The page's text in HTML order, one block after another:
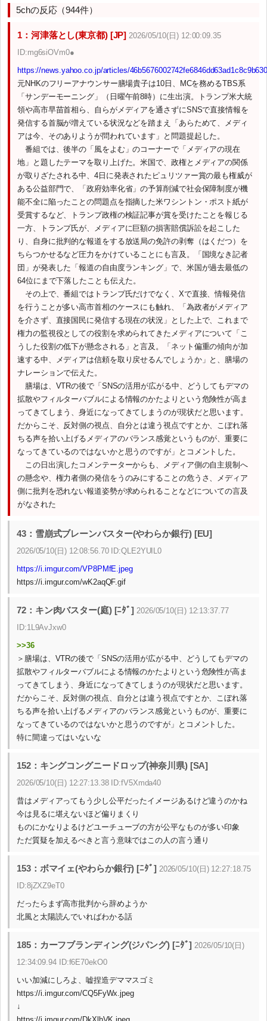
5chの反応（944件）
1：河津落とし(東京都) [JP] 2026/05/10(日) 12:00:09.35
ID:mg6siOVm0●
https://news.yahoo.co.jp/articles/
元NHKのフリーアナウンサー膳場貴子は10日、MCを務めるTBS系
「サンデーモーニング」（日曜午前8時）に生出演。トランプ米大統
領や高市早苗首相ら、自らがメディアを通さずにSNSで直接情報を
発信する首脳が増えている状況などを踏まえ「あらためて、メディ
アは今、そのありようが問われています」と問題提起した。
番組では、後半の「風をよむ」のコーナーで「メディアの現在
地」と題したテーマを取り上げた。米国で、政権とメディアの関係
が取りざたされる中、4日に発表されたピュリツァー賞の最も権威が
ある公益部門で、「政府効率化省」の予算削減で社会保障制度が機
能不全に陥ったことの問題点を指摘した米ワシントン・ポスト紙が
受賞するなど、トランプ政権の検証記事が賞を受けたことを報じる
一方、トランプ氏が、メディアに巨額の損害賠償訴訟を起こした
り、自身に批判的な報道をする放送局の免許の剥奪（はくだつ）を
ちらつかせるなど圧力をかけていることにも言及。「国境なき記者
団」が発表した「報道の自由度ランキング」で、米国が過去最低の
64位にまで下落したことも伝えた。
その上で、番組ではトランプ氏だけでなく、Xで直接、情報発信
を行うことが多い高市首相のケースにも触れ、「為政者がメディア
を介さず、直接国民に発信する現在の状況」とした上で、これまで
権力の監視役としての役割を求められてきたメディアについて「こ
うした役割の低下が懸念される」と言及。「ネット偏重の傾向が加
速する中、メディアは信頼を取り戻せるんでしょうか」と、膳場の
ナレーションで伝えた。
膳場は、VTRの後で「SNSの活用が広がる中、どうしてもデマの
拡散やフィルターバブルによる情報のかたよりという危険性が高ま
ってきてしまう、身近になってきてしまうのが現状だと思います。
だからこそ、反対側の視点、自分とは違う視点ですとか、こぼれ落
ちる声を拾い上げるメディアのバランス感覚というものが、重要に
なってきているのではないかと思うのですが」とコメントした。
この日出演したコメンテーターからも、メディア側の自主規制へ
の懸念や、権力者側の発信をうのみにすることの危うさ、メディア
側に批判を恐れない報道姿勢が求められることなどについての言及
がなされた
43：雪崩式ブレーンバスター(やわらか銀行) [EU]
2026/05/10(日) 12:08:56.70 ID:QLE2YUIL0
https://i.imgur.com/VP8PMfE.jpeg
https://i.imgur.com/wK2aqQF.gif
72：キン肉バスター(庭) [ﾆﾀﾞ] 2026/05/10(日) 12:13:37.77
ID:1L9AvJxw0
>>36
＞膳場は、VTRの後で「SNSの活用が広がる中、どうしてもデマの
拡散やフィルターバブルによる情報のかたよりという危険性が高ま
ってきてしまう、身近になってきてしまうのが現状だと思います。
だからこそ、反対側の視点、自分とは違う視点ですとか、こぼれ落
ちる声を拾い上げるメディアのバランス感覚というものが、重要に
なってきているのではないかと思うのですが」とコメントした。
特に間違ってはいないな
152：キングコングニードロップ(神奈川県) [SA]
2026/05/10(日) 12:27:13.38 ID:fV5Xmda40
昔はメディアってもう少し公平だったイメージあるけど違うのかね
今は見るに堪えないほど偏りまくり
ものにかなりよるけどユーチューブの方が公平なものが多い印象
ただ質疑を加えるべきと言う意味ではこの人の言う通り
153：ボマイェ(やわらか銀行) [ﾆﾀﾞ] 2026/05/10(日) 12:27:18.75
ID:8jZXZ9eT0
だったらまず高市批判から辞めようか
北風と太陽読んでいればわかる話
185：カーフブランディング(ジパング) [ﾆﾀﾞ] 2026/05/10(日)
12:34:09.94 ID:f6E70ekO0
いい加減にしろよ、嘘捏造デママスゴミ
https://i.imgur.com/CQ5FyWx.jpeg
↓